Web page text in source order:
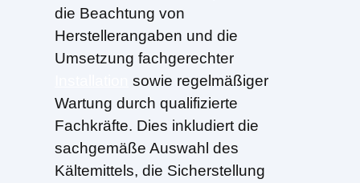
die Beachtung von
Herstellerangaben und die
Umsetzung fachgerechter
sowie regelmäßiger
Wartung durch qualifizierte
Fachkräfte. Dies inkludiert die
sachgemäße Auswahl des
Kältemittels, die Sicherstellung